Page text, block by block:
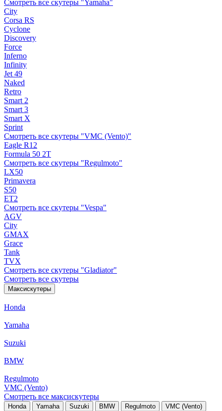
Смотреть все скутеры "Yamaha"
City
Corsa RS
Cyclone
Discovery
Force
Inferno
Infinity
Jet 49
Naked
Retro
Smart 2
Smart 3
Smart X
Sprint
Смотреть все скутеры "VMC (Vento)"
Eagle R12
Formula 50 2Т
Смотреть все скутеры "Regulmoto"
LX50
Primavera
S50
ET2
Смотреть все скутеры "Vespa"
AGV
City
GMAX
Grace
Tank
TVX
Смотреть все скутеры "Gladiator"
Смотреть все скутеры
Максискутеры
Honda
Yamaha
Suzuki
BMW
Regulmoto
VMC (Vento)
Смотреть все максискутеры
Honda Yamaha Suzuki BMW Regulmoto VMC (Vento)